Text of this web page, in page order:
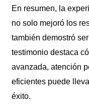
En resumen, la
no solo mejoró los
también demostró
testimonio destaca
avanzada, atención
eficientes puede
éxito.